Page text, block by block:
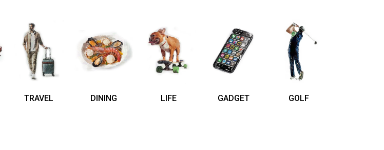
TRAVEL DINING LIFE GADGET GOLF